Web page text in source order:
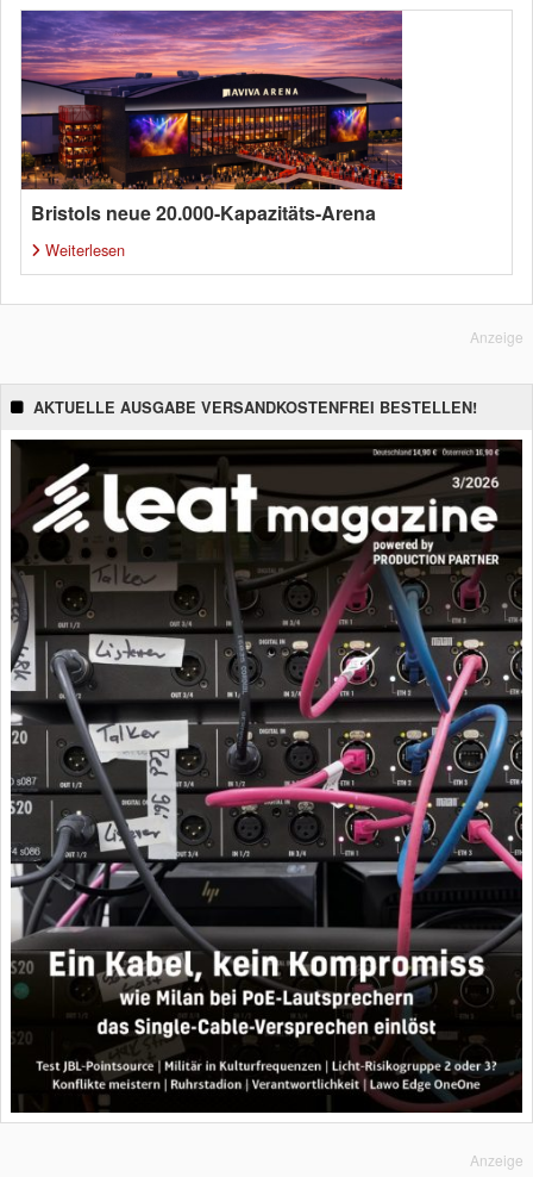
Bristols neue 20.000-Kapazitäts-Arena
Weiterlesen
Anzeige
AKTUELLE AUSGABE VERSANDKOSTENFREI BESTELLEN!
Anzeige